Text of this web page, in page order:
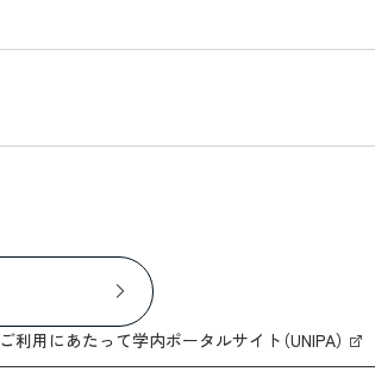
ご利用にあたって学内ポータルサイト（UNIPA）